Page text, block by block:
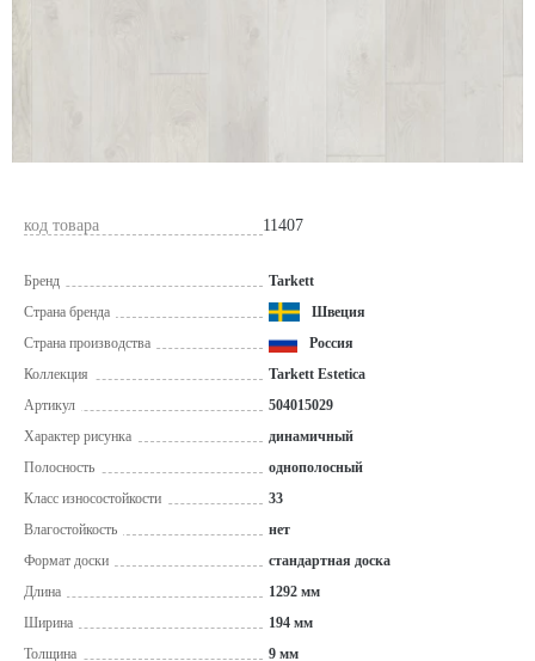
код товара 11407
Бренд
Tarkett
Страна бренда
Швеция
Страна производства
Россия
Коллекция
Tarkett Estetica
Артикул
504015029
Характер рисунка
динамичный
Полосность
однополосный
Класс износостойкости
33
Влагостойкость
нет
Формат доски
стандартная доска
Длина
1292 мм
Ширина
194 мм
Толщина
9 мм